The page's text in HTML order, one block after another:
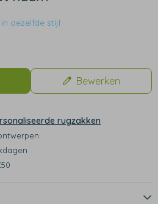
dezelfde stijl
Bewerken
rugzakken